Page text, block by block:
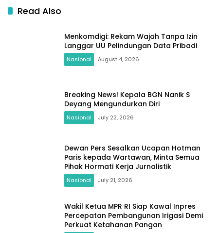
Read Also
Menkomdigi: Rekam Wajah Tanpa Izin
Langgar UU Pelindungan Data Pribadi
Nasional August 4, 2026
Breaking News! Kepala BGN Nanik S
Deyang Mengundurkan Diri
Nasional July 22, 2026
Dewan Pers Sesalkan Ucapan Hotman
Paris kepada Wartawan, Minta Semua
Pihak Hormati Kerja Jurnalistik
Nasional July 21, 2026
Wakil Ketua MPR RI Siap Kawal Inpres
Percepatan Pembangunan Irigasi Demi
Perkuat Ketahanan Pangan